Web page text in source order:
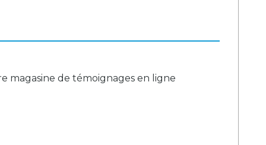
magasine de témoignages en ligne